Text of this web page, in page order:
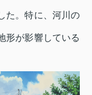
た。特に、河川の
形が影響している